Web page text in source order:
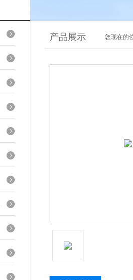
产品展示 您现在的